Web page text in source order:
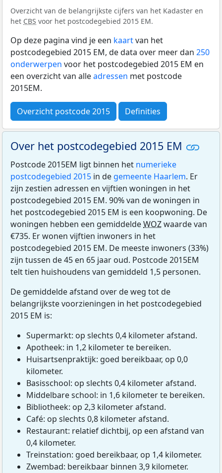
Overzicht van de belangrijkste cijfers van het Kadaster en
het CBS voor het postcodegebied 2015 EM.
Op deze pagina vind je een kaartvan het
postcodegebied 2015 EM, de data over meer dan 250
onderwerpen voor het postcodegebied 2015 EM en
een overzicht van alleadressen met postcode
2015EM.
Overzicht postcode 2015 Definities
Over het postcodegebied 2015 EM
Postcode 2015EM ligt binnen het numerieke
postcodegebied 2015 in de gemeente Haarlem. Er
zijn zestien adressen en vijftien woningen in het
postcodegebied 2015 EM. 90% van de woningen in
het postcodegebied 2015 EM is een koopwoning. De
woningen hebben een gemiddeldeWOZwaarde van
€735. Er wonen vijftien inwoners in het
postcodegebied 2015 EM. De meeste inwoners (33%)
zijn tussen de 45 en 65 jaar oud. Postcode 2015EM
telt tien huishoudens van gemiddeld 1,5 personen.
De gemiddelde afstand over de weg tot de
belangrijkste voorzieningen in het postcodegebied
2015 EM is:
Supermarkt: op slechts 0,4 kilometer afstand.
Apotheek: in 1,2 kilometer te bereiken.
Huisartsenpraktijk: goed bereikbaar, op 0,0
kilometer.
Basisschool: op slechts 0,4 kilometer afstand.
Middelbare school: in 1,6 kilometer te bereiken.
Bibliotheek: op 2,3 kilometer afstand.
Café: op slechts 0,8 kilometer afstand.
Restaurant: relatief dichtbij, op een afstand van
0,4 kilometer.
Treinstation: goed bereikbaar, op 1,4 kilometer.
Zwembad: bereikbaar binnen 3,9 kilometer.